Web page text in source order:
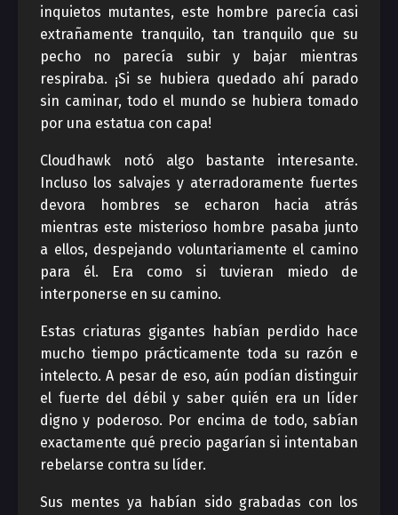
inquietos mutantes, este hombre parecía casi
extrañamente tranquilo, tan tranquilo que su
pecho no parecía subir y bajar mientras
respiraba. ¡Si se hubiera quedado ahí parado
sin caminar, todo el mundo se hubiera tomado
por una estatua con capa!
Cloudhawk notó algo bastante interesante.
Incluso los salvajes y aterradoramente fuertes
devora hombres se echaron hacia atrás
mientras este misterioso hombre pasaba junto
a ellos, despejando voluntariamente el camino
para él. Era como si tuvieran miedo de
interponerse en su camino.
Estas criaturas gigantes habían perdido hace
mucho tiempo prácticamente toda su razón e
intelecto. A pesar de eso, aún podían distinguir
el fuerte del débil y saber quién era un líder
digno y poderoso. Por encima de todo, sabían
exactamente qué precio pagarían si intentaban
rebelarse contra su líder.
Sus mentes ya habían sido grabadas con los